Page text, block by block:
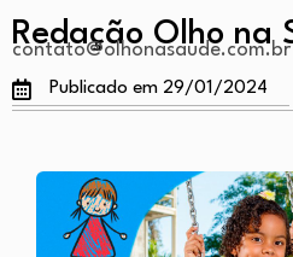
Redação Olho na
contato@olhonasaude.com.br
Publicado em 29/01/2024